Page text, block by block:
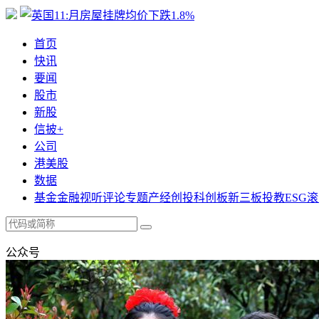
首页
快讯
要闻
股市
新股
信披+
公司
港美股
数据
基金金融视听评论专题产经创投科创板新三板投教ESG
公众号